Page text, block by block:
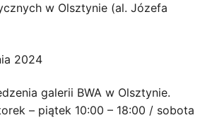
w Olsztynie (al. Józefa
2024
galerii BWA w Olsztynie.
– piątek 10:00 – 18:00 / sobota